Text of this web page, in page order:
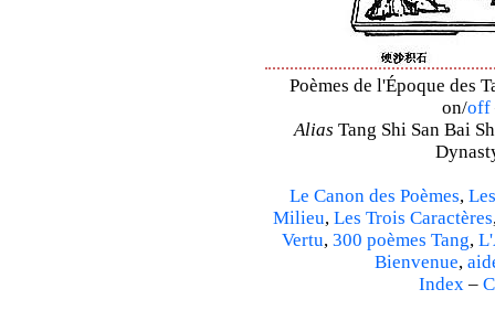
Poèmes de l'Époque des
on/off
Alias Tang Shi San Bai
Le Canon des Poèmes,
Milieu, Les Trois Caractères
Vertu, 300 poèmes Tang,
Bienvenue,
Index –